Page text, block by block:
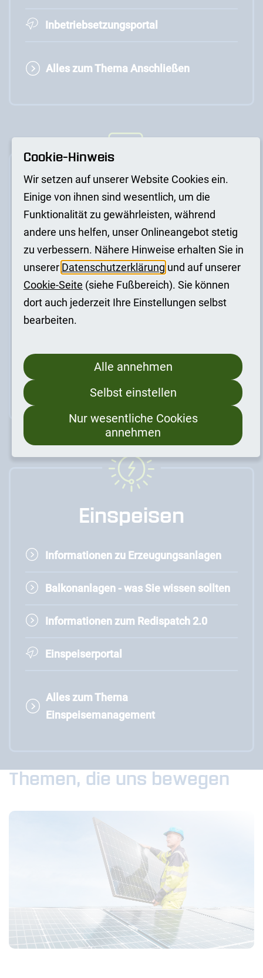
Inbetriebsetzungsportal
Alles zum Thema Anschließen
Zählen
Smart Meter – das müssen Sie wissen
Informationen zum Messstellenbetrieb
Zähler verstehen / PIN-Vergabe
Einspeisen
Informationen zu Erzeugungsanlagen
Balkonanlagen - was Sie wissen sollten
Informationen zum Redispatch 2.0
Einspeiserportal
Alles zum Thema
Einspeisemanagement
Themen, die uns bewegen
Cookie-Hinweis
Wir setzen auf unserer Website Cookies ein.
Einige von ihnen sind wesentlich, um die
Funktionalität zu gewährleisten, während
andere uns helfen, unser Onlineangebot stetig
zu verbessern. Nähere Hinweise erhalten Sie in
unserer Datenschutzerklärung und auf unserer
Cookie-Seite (siehe Fußbereich). Sie können
dort auch jederzeit Ihre Einstellungen selbst
bearbeiten.
Alle annehmen
Selbst einstellen
Nur wesentliche Cookies
annehmen